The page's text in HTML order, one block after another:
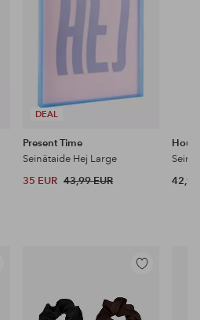
DEAL
Present Time
Seinätaide Hej Large
35 EUR 43,99 EUR
42,95
Lisää